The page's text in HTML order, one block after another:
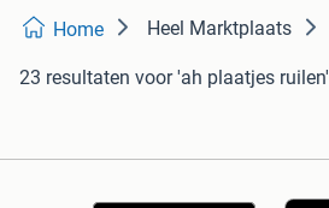
Home Heel Marktplaats
23 resultaten voor 'ah plaatjes ruilen'